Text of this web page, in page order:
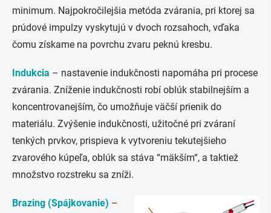
minimum. Najpokročilejšia metóda zvárania, pri ktorej sa
prúdové impulzy vyskytujú v dvoch rozsahoch, vďaka
čomu získame na povrchu zvaru peknú kresbu.
Indukcia – nastavenie indukčnosti napomáha pri procese
zvárania. Zníženie indukčnosti robí oblúk stabilnejším a
koncentrovanejším, čo umožňuje väčší prienik do
materiálu. Zvýšenie indukčnosti, užitočné pri zváraní
tenkých prvkov, prispieva k vytvoreniu tekutejšieho
zvarového kúpeľa, oblúk sa stáva “mäkším“, a taktiež
množstvo rozstreku sa zníži.
Brazing (Spájkovanie) –